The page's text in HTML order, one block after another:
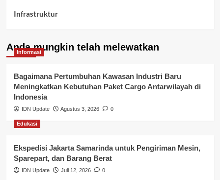
Infrastruktur
Kepegawaian & ASN Banyuasin
Kesehatan
Keuangan
Lalu Lintas
Layanan Publik Kabupaten Banyuasin
Nasional
Anda mungkin telah melewatkan
Informasi
Bagaimana Pertumbuhan Kawasan Industri Baru
Meningkatkan Kebutuhan Paket Cargo Antarwilayah di
Indonesia
IDN Update Agustus 3, 2026 0
Edukasi
Ekspedisi Jakarta Samarinda untuk Pengiriman Mesin,
Sparepart, dan Barang Berat
IDN Update Juli 12, 2026 0